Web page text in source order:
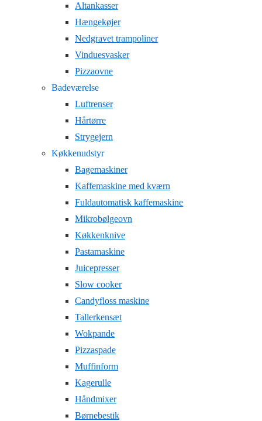
Altankasser
Hængekøjer
Nedgravet trampoliner
Vinduesvasker
Pizzaovne
Badeværelse
Luftrenser
Hårtørre
Strygejern
Køkkenudstyr
Bagemaskiner
Kaffemaskine med kværn
Fuldautomatisk kaffemaskine
Mikrobølgeovn
Køkkenknive
Pastamaskine
Juicepresser
Slow cooker
Candyfloss maskine
Tallerkensæt
Wokpande
Pizzaspade
Muffinform
Kagerulle
Håndmixer
Børnebestik